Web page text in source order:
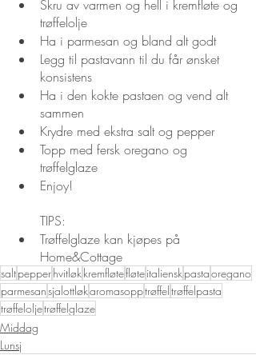
Skru av varmen og hell i kremfløte og
trøffelolje
Ha i parmesan og bland alt godt
Legg til pastavann til du får ønsket
konsistens
Ha i den kokte pastaen og vend alt
sammen
Krydre med ekstra salt og pepper
Topp med fersk oregano og
trøffelglaze
Enjoy!
TIPS:
Trøffelglaze kan kjøpes på
Home&Cottage
saltpepperhvitløkkremfløtefløteitalienskpastaoregano
parmesansjalottløkaromasopptrøffel trøffelpasta
trøffeloljetrøffelglaze
Middag
Lunsj